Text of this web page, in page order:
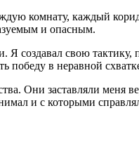
комнату, каждый
и опасным.
создавал свою тактику,
победу в неравной
Они заставляли меня
и с которыми